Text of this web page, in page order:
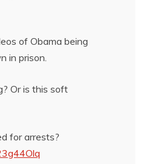
of Obama being
in prison.
Or is this soft
for arrests?